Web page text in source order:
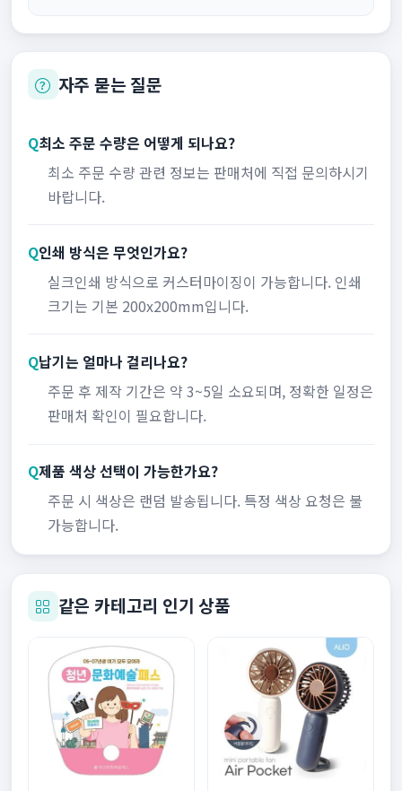
자주 묻는 질문
Q최소 주문 수량은 어떻게 되나요?
최소 주문 수량 관련 정보는 판매처에 직접 문의하시기
바랍니다.
Q인쇄 방식은 무엇인가요?
실크인쇄 방식으로 커스터마이징이 가능합니다. 인쇄
크기는 기본 200x200mm입니다.
Q납기는 얼마나 걸리나요?
주문 후 제작 기간은 약 3~5일 소요되며, 정확한 일정은
판매처 확인이 필요합니다.
Q제품 색상 선택이 가능한가요?
주문 시 색상은 랜덤 발송됩니다. 특정 색상 요청은 불
가능합니다.
같은 카테고리 인기 상품